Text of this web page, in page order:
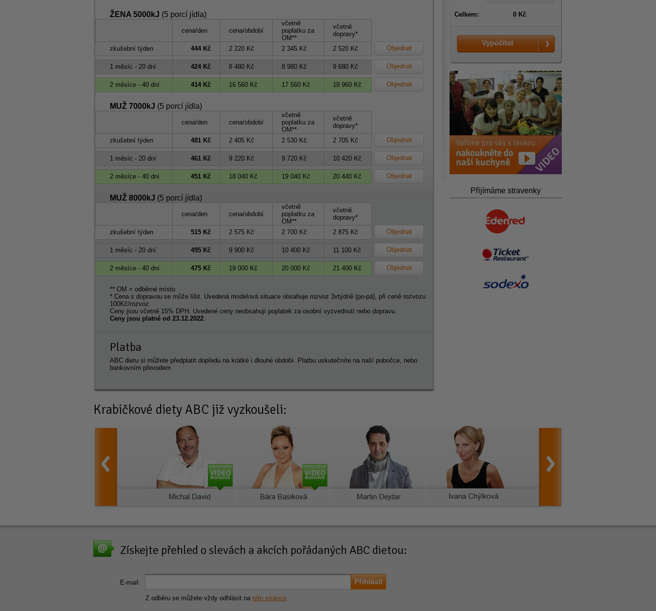
ŽENA 5000kJ (5 porcí jídla)
cena/den cena/období
včetně
poplatku za
OM**
včetně
dopravy*
zkušební týden
444 Kč 2 220 Kč 2 345 Kč 2 520 Kč Objednat
1 měsíc - 20 dní 424 Kč 8 480 Kč 8 980 Kč 9 680 Kč Objednat
2 měsíce - 40 dní 414 Kč 16 560 Kč 17 560 Kč 18 960 Kč Objednat
MUŽ 7000kJ (5 porcí jídla)
cena/den cena/období
včetně
poplatku za
OM**
včetně
dopravy*
zkušební týden
481 Kč 2 405 Kč 2 530 Kč 2 705 Kč Objednat
1 měsíc - 20 dní 461 Kč 9 220 Kč 9 720 Kč 10 420 Kč Objednat
2 měsíce - 40 dní 451 Kč 18 040 Kč 19 040 Kč 20 440 Kč Objednat
MUŽ 8000kJ (5 porcí jídla)
cena/den cena/období
včetně
poplatku za
OM**
včetně
dopravy*
zkušební týden
515 Kč 2 575 Kč 2 700 Kč 2 875 Kč Objednat
1 měsíc - 20 dní 495 Kč 9 900 Kč 10 400 Kč 11 100 Kč Objednat
2 měsíce - 40 dní 475 Kč 19 000 Kč 20 000 Kč 21 400 Kč Objednat
** OM = odběrné místo
* Cena s dopravou se může lišit. Uvedená modelová situace obsahuje rozvoz 3xtýdně (po-pá), při ceně rozvozu
100Kč/rozvoz.
Ceny jsou včetně 15% DPH. Uvedené ceny neobsahují poplatek za osobní vyzvednutí nebo dopravu.
Ceny jsou platné od 23.12.2022
Platba
ABC dietu si můžete předplatit dopředu na krátké i dlouhé období. Platbu uskutečníte na naší pobočce, nebo
bankovním převodem.
Celkem: 0 Kč
Vypočítat
Přijímáme stravenky
Krabičkové diety ABC již vyzkoušeli:
Získejte přehled o slevách a akcích pořádaných ABC dietou:
E-mail:
Z odběru se můžete vždy odhlásit na této stránce